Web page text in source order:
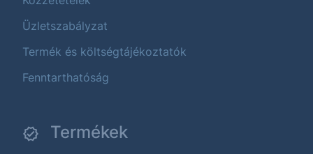
Üzletszabályzat
Termék és költségtájékoztatók
Fenntarthatóság
Termékek